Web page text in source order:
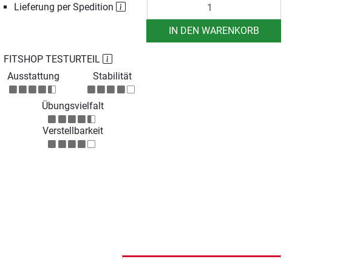
Lieferung per Spedition
IN DEN WARENKORB
FITSHOP TESTURTEIL
Ausstattung
Stabilität
Übungsvielfalt
Verstellbarkeit